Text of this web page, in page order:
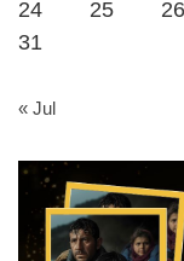
24 25 26
31
« Jul